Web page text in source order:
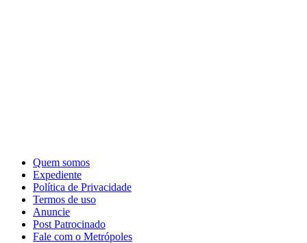
Quem somos
Expediente
Política de Privacidade
Termos de uso
Anuncie
Post Patrocinado
Fale com o Metrópoles